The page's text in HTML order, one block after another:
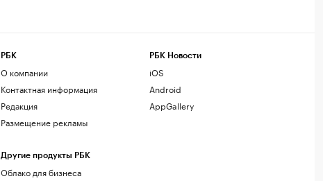
РБК
О компании
Контактная информация
Редакция
Размещение рекламы
Другие продукты РБК
Облако для бизнеса
РБК Новости
iOS
Android
AppGallery